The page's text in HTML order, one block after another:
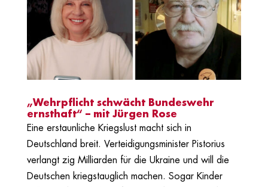
„Wehrpflicht schwächt Bundeswehr
ernsthaft“ – mit Jürgen Rose
Eine erstaunliche Kriegslust macht sich in
Deutschland breit. Verteidigungsminister Pistorius
verlangt zig Milliarden für die Ukraine und will die
Deutschen kriegstauglich machen. Sogar Kinder